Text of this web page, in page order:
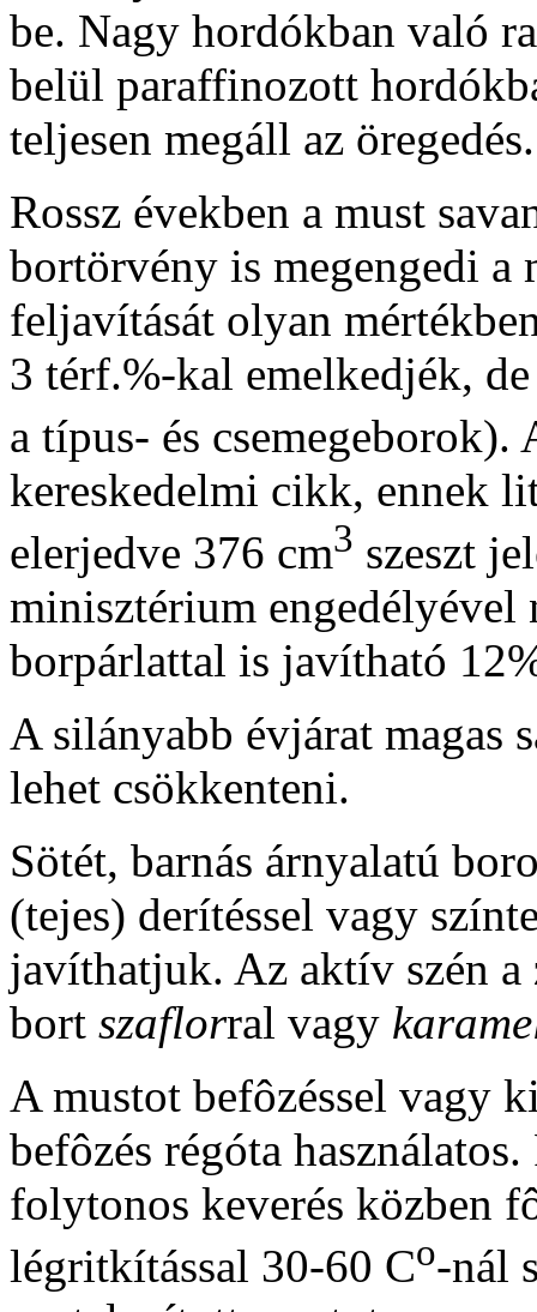
be. Nagy hordókban való
belül paraffinozott
teljesen megáll az öregedés.
Rossz években a must
bortörvény is megengedi a
feljavítását olyan
3 térf.%-kal emelkedjék,
a típus- és
kereskedelmi cikk, ennek
elerjedve 376 cm3 szeszt
minisztérium engedélyével
borpárlattal is javítható
A silányabb évjárat magas
lehet csökkenteni.
Sötét, barnás árnyalatú
(tejes) derítéssel vagy
javíthatjuk. Az aktív szén
bort szaflorral vagy
A mustot befôzéssel vagy
befôzés régóta
folytonos keverés közben
légritkítással 30-60 Co-nál